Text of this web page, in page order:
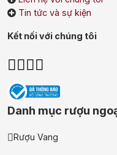
Tin tức và sự kiện
Kết nối với chúng tôi
Danh mục rượu
Rượu Vang